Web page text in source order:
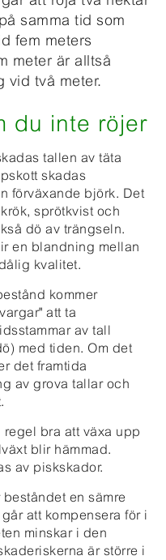
samma tid som
fem meters
meter är alltså
vid två meter.
du inte röjer
tallen av täta
skadas
förväxande björk. Det
sprötkvist och
dö av trängseln.
en blandning mellan
kvalitet.
kommer
att ta
av tall
med tiden. Om det
det framtida
av grova tallar och
bra att växa upp
blir hämmad.
av piskskador.
en sämre
att kompensera för i
minskar i den
är större i